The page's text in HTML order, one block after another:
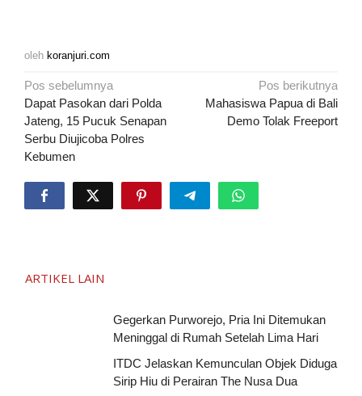
oleh koranjuri.com
Navigasi
pos
Pos sebelumnya
Dapat Pasokan dari Polda
Jateng, 15 Pucuk Senapan
Serbu Diujicoba Polres
Kebumen
Pos berikutnya
Mahasiswa Papua di Bali
Demo Tolak Freeport
ARTIKEL LAIN
Gegerkan Purworejo, Pria Ini Ditemukan
Meninggal di Rumah Setelah Lima Hari
ITDC Jelaskan Kemunculan Objek Diduga
Sirip Hiu di Perairan The Nusa Dua